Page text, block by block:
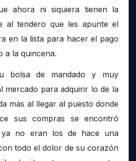
ahora ni siquiera tienen la
al tendero que les apunte el
en la lista para hacer el pago
a la quincena.
bolsa de mandado y muy
mercado para adquirir lo de la
más al llegar al puesto donde
sus compras se encontró
no eran los de hace una
todo el dolor de su corazón